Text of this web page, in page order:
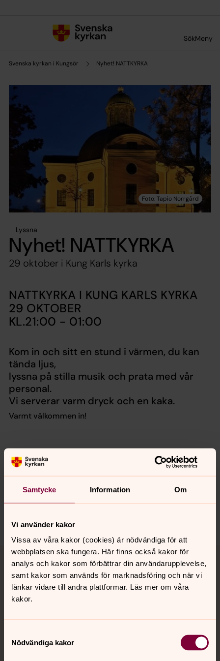
Samtycke Information Om
Vi använder kakor
Vissa av våra kakor (cookies) är nödvändiga för att
webbplatsen ska fungera. Här finns också kakor för
analys och kakor som förbättrar din användarupplevelse,
samt kakor som används för marknadsföring och när vi
länkar vidare till andra plattformar. Läs mer om våra
kakor.
Nödvändiga kakor
SökMeny
Svenska kyrkan i Kungsör Nyhet! NATTKYRKA
Lyssna
Nyhet! NATTKYRKA
29 oktober i Kung Karls kyrka
NATTKYRKA I KUNG KARLS KYRKA
29 OKTOBER
KL.21:00 - 01:00
Kom in och sitt en stund i värmen, du kan
tända ljus,
lyssna på stilla musik och prata med vår
personal.
Vi serverar varm dryck och en kaka.
Varmt välkommen in!
Senast ändrad 28 oktober 2021
Synpunkter eller frågor på sidans
innehåll?
kungsor.forsamling@svenskakyrkan.se
Tillbaka till toppen
Tillbaka till innehållet
Kontakt